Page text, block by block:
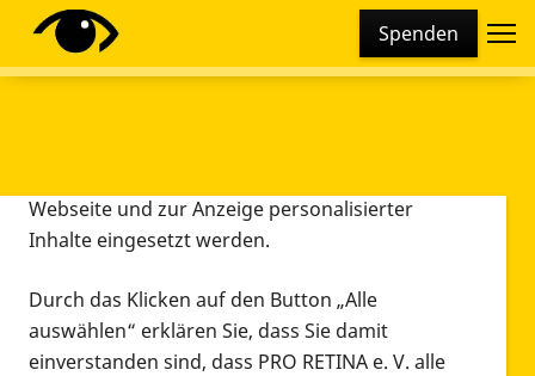
Spenden
Diese Webseite setzt verschiedene Cookies und
Tracking-Tools ein. Dies beinhaltet Cookies und
Webseite und zur Anzeige personalisierter
Inhalte eingesetzt werden.
Durch das Klicken auf den Button „Alle
auswählen“ erklären Sie, dass Sie damit
einverstanden sind, dass PRO RETINA e. V. alle